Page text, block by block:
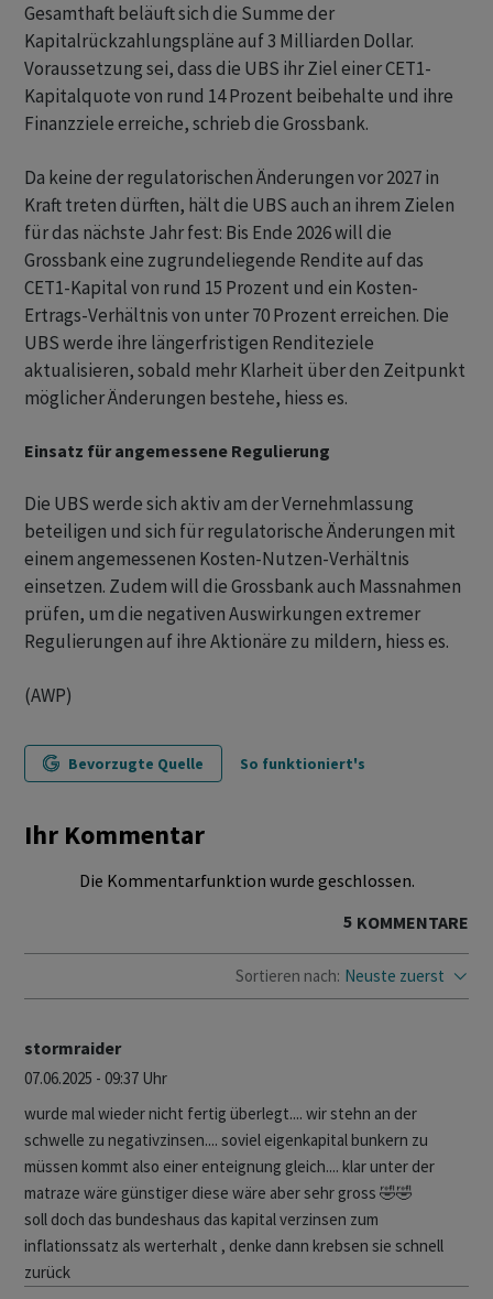
Gesamthaft beläuft sich die Summe der
Kapitalrückzahlungspläne auf 3 Milliarden Dollar.
Voraussetzung sei, dass die UBS ihr Ziel einer CET1-
Kapitalquote von rund 14 Prozent beibehalte und ihre
Finanzziele erreiche, schrieb die Grossbank.
Da keine der regulatorischen Änderungen vor 2027 in
Kraft treten dürften, hält die UBS auch an ihrem Zielen
für das nächste Jahr fest: Bis Ende 2026 will die
Grossbank eine zugrundeliegende Rendite auf das
CET1-Kapital von rund 15 Prozent und ein Kosten-
Ertrags-Verhältnis von unter 70 Prozent erreichen. Die
UBS werde ihre längerfristigen Renditeziele
aktualisieren, sobald mehr Klarheit über den Zeitpunkt
möglicher Änderungen bestehe, hiess es.
Einsatz für angemessene Regulierung
Die UBS werde sich aktiv am der Vernehmlassung
beteiligen und sich für regulatorische Änderungen mit
einem angemessenen Kosten-Nutzen-Verhältnis
einsetzen. Zudem will die Grossbank auch Massnahmen
prüfen, um die negativen Auswirkungen extremer
Regulierungen auf ihre Aktionäre zu mildern, hiess es.
(AWP)
Bevorzugte Quelle So funktioniert's
Ihr Kommentar
Die Kommentarfunktion wurde geschlossen.
5 KOMMENTARE
Sortieren nach: Neuste zuerst
stormraider
07.06.2025 - 09:37 Uhr
wurde mal wieder nicht fertig überlegt.... wir stehn an der
schwelle zu negativzinsen.... soviel eigenkapital bunkern zu
müssen kommt also einer enteignung gleich.... klar unter der
matraze wäre günstiger diese wäre aber sehr gross 🤣🤣
soll doch das bundeshaus das kapital verzinsen zum
inflationssatz als werterhalt , denke dann krebsen sie schnell
zurück